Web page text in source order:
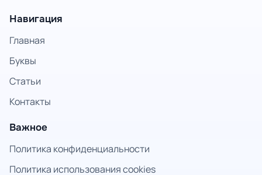
Навигация
Главная
Буквы
Статьи
Контакты
Важное
Политика конфиденциальности
Политика использования cookies